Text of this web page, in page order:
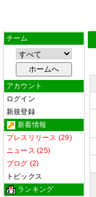
チーム
アカウント
ログイン
新規登録
新着情報
プレスリリース (29)
ニュース (25)
ブログ (2)
トピックス
ランキング